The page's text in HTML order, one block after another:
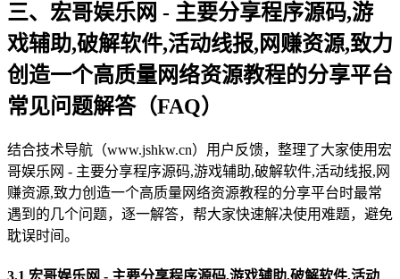
三、宏哥娱乐网 - 主要分享程序源码,游
戏辅助,破解软件,活动线报,网赚资源,致力
创造一个高质量网络资源教程的分享平台
常见问题解答（FAQ）
结合技术导航（www.jshkw.cn）用户反馈，整理了大家使用宏
哥娱乐网 - 主要分享程序源码,游戏辅助,破解软件,活动线报,网
赚资源,致力创造一个高质量网络资源教程的分享平台时最常
遇到的几个问题，逐一解答，帮大家快速解决使用难题，避免
耽误时间。